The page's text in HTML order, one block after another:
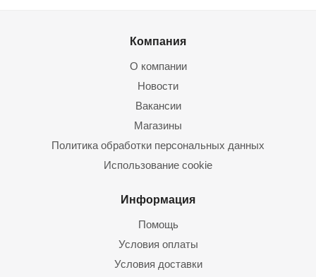
Компания
О компании
Новости
Вакансии
Магазины
Политика обработки персональных данных
Использование cookie
Информация
Помощь
Условия оплаты
Условия доставки